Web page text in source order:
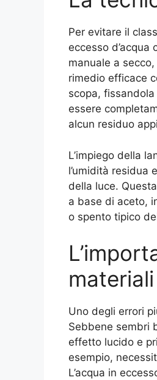
Per evitare il
eccesso
manuale a
rimedio efficace
scopa,
essere
alcun residuo
L’impiego della
l’umidità residua
della luce.
a base di aceto,
o spento tipico
Uno degli errori
Sebbene sembri
effetto lucido e
esempio,
L’acqua in